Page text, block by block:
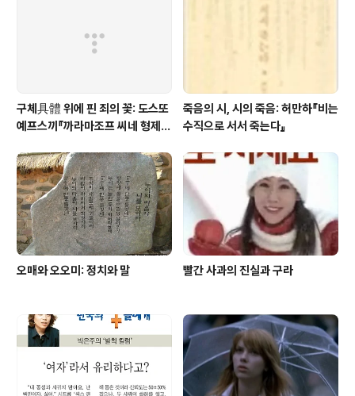
구체具體 위에 핀 죄의 꽃: 도스또
예프스끼『까라마조프 씨네 형제
죽음의 시, 시의 죽음: 허만하『비는
수직으로 서서 죽는다』
오매와 오오미: 정치와 말 빨간 사과의 진실과 구라